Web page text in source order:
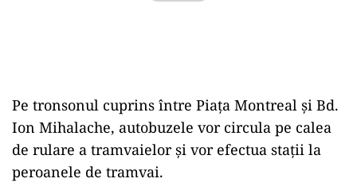
Pe tronsonul cuprins între Piața Montreal şi Bd.
Ion Mihalache, autobuzele vor circula pe calea
de rulare a tramvaielor şi vor efectua stații la
peroanele de tramvai.